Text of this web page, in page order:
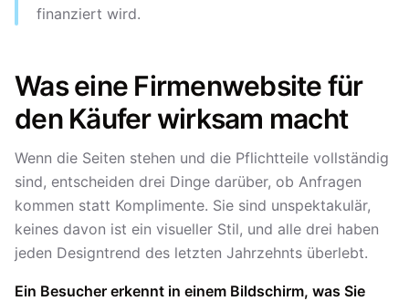
finanziert wird.
Was eine Firmenwebsite für
den Käufer wirksam macht
Wenn die Seiten stehen und die Pflichtteile vollständig
sind, entscheiden drei Dinge darüber, ob Anfragen
kommen statt Komplimente. Sie sind unspektakulär,
keines davon ist ein visueller Stil, und alle drei haben
jeden Designtrend des letzten Jahrzehnts überlebt.
Ein Besucher erkennt in einem Bildschirm, was Sie